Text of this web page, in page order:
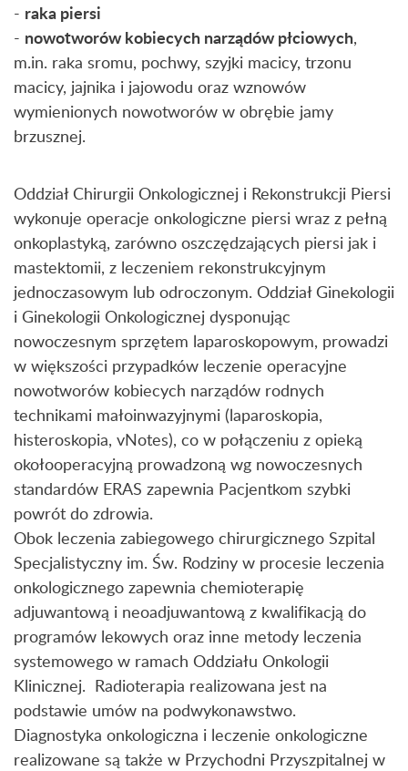
- raka piersi
- nowotworów kobiecych narządów płciowych,
m.in. raka sromu, pochwy, szyjki macicy, trzonu
macicy, jajnika i jajowodu oraz wznowów
wymienionych nowotworów w obrębie jamy
brzusznej.
Oddział Chirurgii Onkologicznej i Rekonstrukcji Piersi
wykonuje operacje onkologiczne piersi wraz z pełną
onkoplastyką, zarówno oszczędzających piersi jak i
mastektomii, z leczeniem rekonstrukcyjnym
jednoczasowym lub odroczonym. Oddział Ginekologii
i Ginekologii Onkologicznej dysponując
nowoczesnym sprzętem laparoskopowym, prowadzi
w większości przypadków leczenie operacyjne
nowotworów kobiecych narządów rodnych
technikami małoinwazyjnymi (laparoskopia,
histeroskopia, vNotes), co w połączeniu z opieką
okołooperacyjną prowadzoną wg nowoczesnych
standardów ERAS zapewnia Pacjentkom szybki
powrót do zdrowia.
Obok leczenia zabiegowego chirurgicznego Szpital
Specjalistyczny im. Św. Rodziny w procesie leczenia
onkologicznego zapewnia chemioterapię
adjuwantową i neoadjuwantową z kwalifikacją do
programów lekowych oraz inne metody leczenia
systemowego w ramach Oddziału Onkologii
Klinicznej. Radioterapia realizowana jest na
podstawie umów na podwykonawstwo.
Diagnostyka onkologiczna i leczenie onkologiczne
realizowane są także w Przychodni Przyszpitalnej w